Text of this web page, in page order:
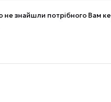
знайшли потрібного Вам